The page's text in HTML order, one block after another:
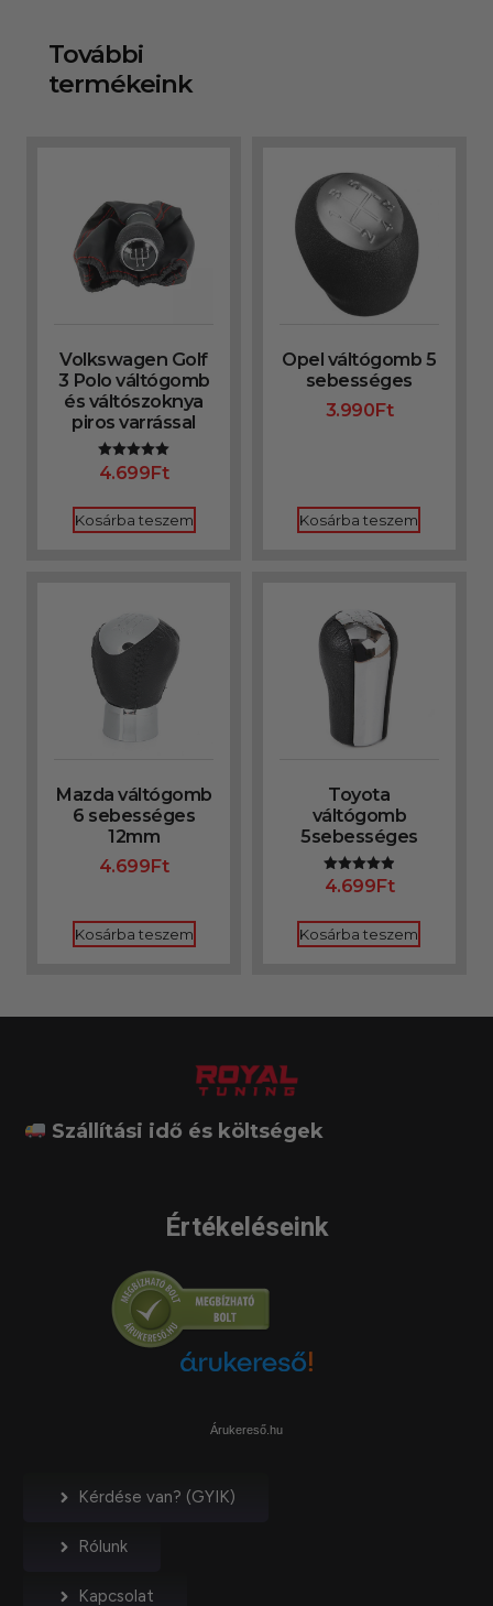
További
termékeink
Volkswagen Golf
3 Polo váltógomb
és váltószoknya
piros varrással
Értékelés:
5.00
4.699Ft
Kosárba teszem
Opel váltógomb 5
sebességes
3.990Ft
Kosárba teszem
Mazda váltógomb
6 sebességes
12mm
4.699Ft
Kosárba teszem
Toyota
váltógomb
5sebességes
Értékelés:
4.91
4.699Ft
Kosárba teszem
Szállítási idő és költségek
Értékeléseink
Árukereső.hu
Kérdése van? (GYIK)
Rólunk
Kapcsolat